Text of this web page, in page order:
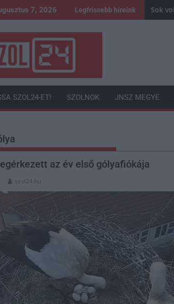
7, 2026 Legfrissebb híreink Sok
SZOL24-ET! SZOLNOK JNSZ MEGYE
az év első gólyafiókája
szol24.hu